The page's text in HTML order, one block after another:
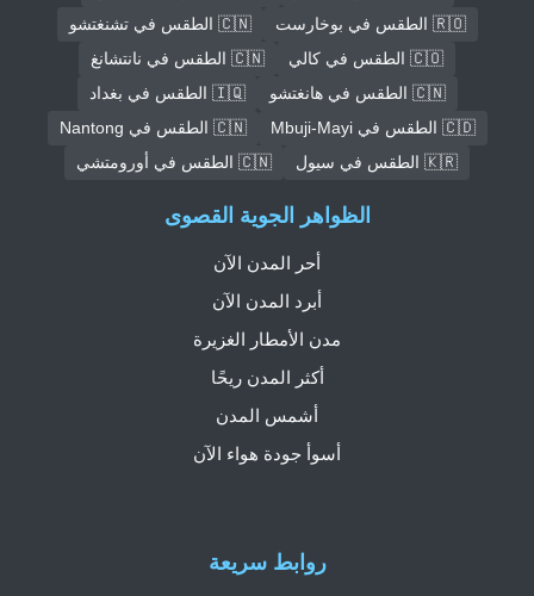
🇷🇴 الطقس في بوخارست
🇨🇳 الطقس في تشنغتشو
🇨🇴 الطقس في كالي
🇨🇳 الطقس في نانتشانغ
🇨🇳 الطقس في هانغتشو
🇮🇶 الطقس في بغداد
🇨🇩 الطقس في Mbuji-Mayi
🇨🇳 الطقس في Nantong
🇰🇷 الطقس في سيول
🇨🇳 الطقس في أورومتشي
روابط سريعة
الظواهر الجوية القصوى
أحر المدن الآن
أبرد المدن الآن
مدن الأمطار الغزيرة
أكثر المدن ريحًا
أشمس المدن
أسوأ جودة هواء الآن